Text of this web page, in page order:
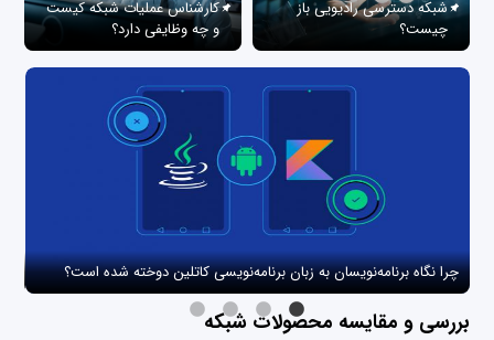
شبکه دسترسی رادیویی باز
چیست؟
کارشناس عملیات شبکه کیست
و چه وظایفی دارد؟
چرا نگاه برنامه‌نویسان به زبان برنامه‌نویسی کاتلین دوخته شده است؟
بررسی و مقایسه محصولات شبکه